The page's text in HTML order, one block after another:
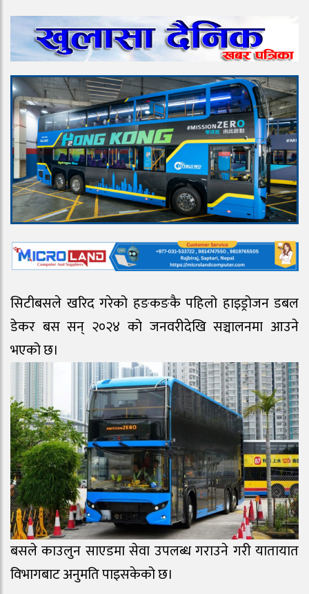
सिटीबसले खरिद गरेको हङकङकै पहिलो हाइड्रोजन डबल
डेकर बस सन् २०२४ को जनवरीदेखि सञ्चालनमा आउने
भएको छ।
बसले काउलुन साएडमा सेवा उपलब्ध गराउने गरी यातायात
विभागबाट अनुमति पाइसकेको छ।